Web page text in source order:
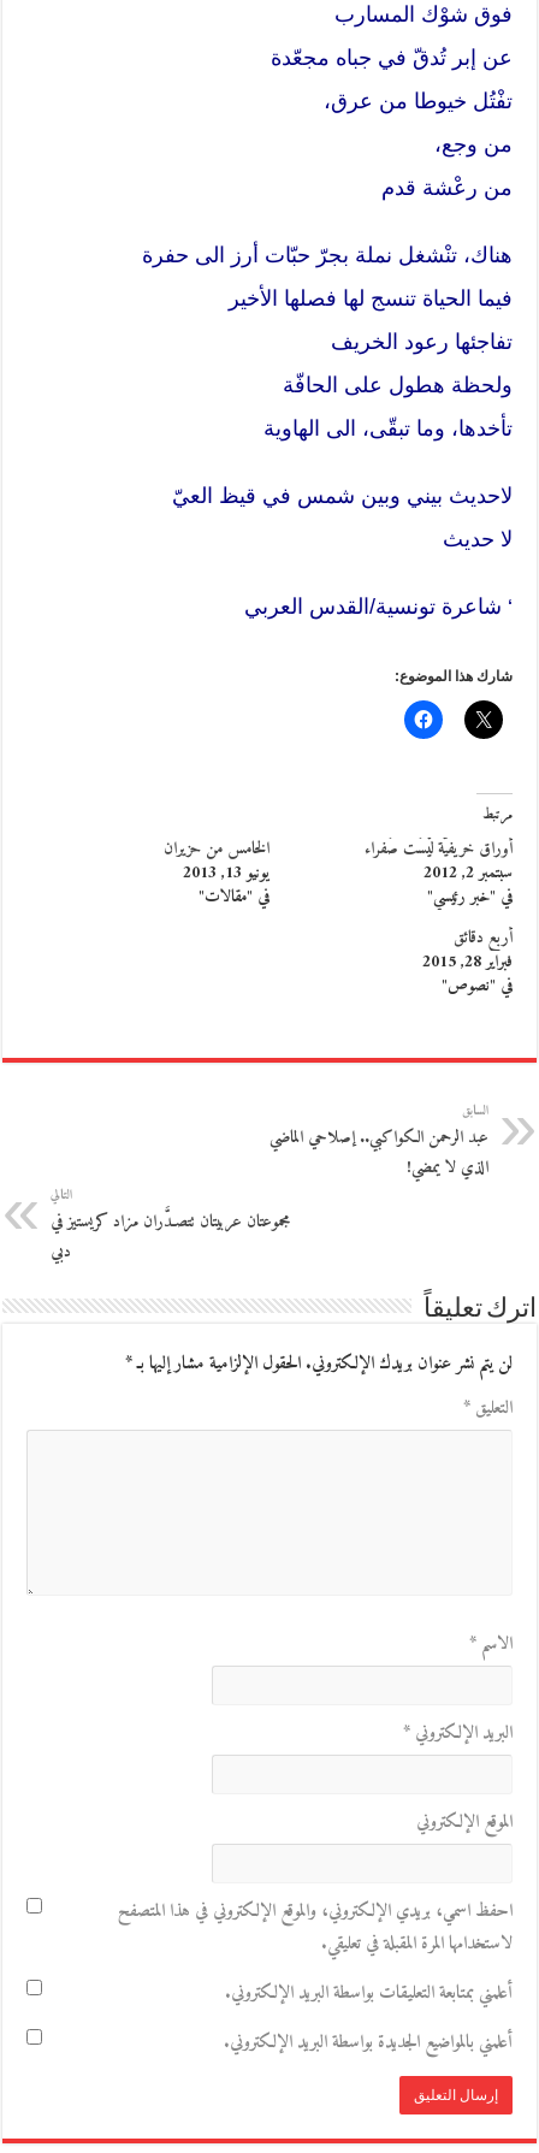
فوق شوْك المسارب
عن إبر تُدقّ في جباه مجعّدة
تفْتُل خيوطا من عرق،
من وجع،
من رعْشة قدم
هناك، تنْشغل نملة بجرّ حبّات أرز الى حفرة
فيما الحياة تنسج لها فصلها الأخير
تفاجئها رعود الخريف
ولحظة هطول على الحافّة
تأخدها، وما تبقّى، الى الهاوية
لاحديث بيني وبين شمس في قيظ العيّ
لا حديث
‘ شاعرة تونسية/القدس العربي
شارك هذا الموضوع:
مرتبط
أوراق خريفيّة لَيْسَت صَفراء
سبتمبر 2, 2012
في "خبر رئيسي"
الخامس من حزيران
يونيو 13, 2013
في "مقالات"
أربع دقائق
فبراير 28, 2015
في "نصوص"
السابق
عبد الرحمن الكواكبي.. إصلاحي الماضي
الذي لا يمضي!
التالي
مجموعتان عربيتان تتصـدَّران مزاد كريستيز في
دبي
اترك تعليقاً
لن يتم نشر عنوان بريدك الإلكتروني.الحقول الإلزامية مشار إليها بـ*
التعليق*
الاسم*
البريد الإلكتروني*
الموقع الإلكتروني
احفظ اسمي، بريدي الإلكتروني، والموقع الإلكتروني في هذا المتصفح
لاستخدامها المرة المقبلة في تعليقي.
أعلمني بمتابعة التعليقات بواسطة البريد الإلكتروني.
أعلمني بالمواضيع الجديدة بواسطة البريد الإلكتروني.